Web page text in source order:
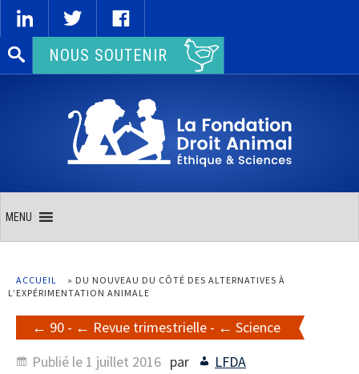
Rechercher :NOUS SOUTENIR
MENU
ACCUEIL » DU NOUVEAU DU CÔTÉ DES ALTERNATIVES À
L’EXPÉRIMENTATION ANIMALE
90 - Revue trimestrielle -
Science
Publié le 1 juillet 2016 par LFDA